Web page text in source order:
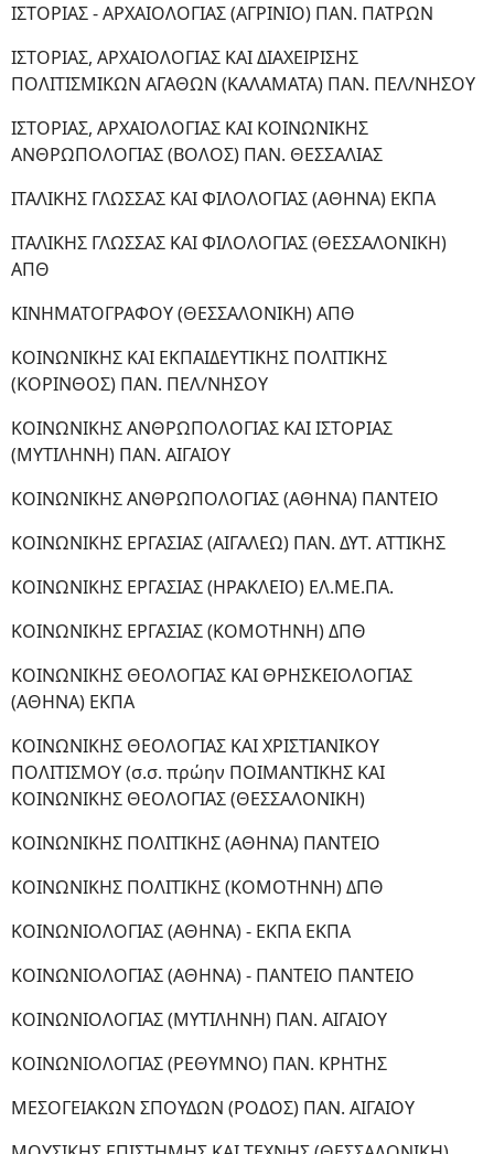
ΙΣΤΟΡΙΑΣ - ΑΡΧΑΙΟΛΟΓΙΑΣ (ΑΓΡΙΝΙΟ) ΠΑΝ. ΠΑΤΡΩΝ
ΙΣΤΟΡΙΑΣ, ΑΡΧΑΙΟΛΟΓΙΑΣ ΚΑΙ ΔΙΑΧΕΙΡΙΣΗΣ
ΠΟΛΙΤΙΣΜΙΚΩΝ ΑΓΑΘΩΝ (ΚΑΛΑΜΑΤΑ) ΠΑΝ. ΠΕΛ/ΝΗΣΟΥ
ΙΣΤΟΡΙΑΣ, ΑΡΧΑΙΟΛΟΓΙΑΣ ΚΑΙ ΚΟΙΝΩΝΙΚΗΣ
ΑΝΘΡΩΠΟΛΟΓΙΑΣ (ΒΟΛΟΣ) ΠΑΝ. ΘΕΣΣΑΛΙΑΣ
ΙΤΑΛΙΚΗΣ ΓΛΩΣΣΑΣ ΚΑΙ ΦΙΛΟΛΟΓΙΑΣ (ΑΘΗΝΑ) ΕΚΠΑ
ΙΤΑΛΙΚΗΣ ΓΛΩΣΣΑΣ ΚΑΙ ΦΙΛΟΛΟΓΙΑΣ (ΘΕΣΣΑΛΟΝΙΚΗ)
ΑΠΘ
ΚΙΝΗΜΑΤΟΓΡΑΦΟΥ (ΘΕΣΣΑΛΟΝΙΚΗ) ΑΠΘ
ΚΟΙΝΩΝΙΚΗΣ ΚΑΙ ΕΚΠΑΙΔΕΥΤΙΚΗΣ ΠΟΛΙΤΙΚΗΣ
(ΚΟΡΙΝΘΟΣ) ΠΑΝ. ΠΕΛ/ΝΗΣΟΥ
ΚΟΙΝΩΝΙΚΗΣ ΑΝΘΡΩΠΟΛΟΓΙΑΣ ΚΑΙ ΙΣΤΟΡΙΑΣ
(ΜΥΤΙΛΗΝΗ) ΠΑΝ. ΑΙΓΑΙΟΥ
ΚΟΙΝΩΝΙΚΗΣ ΑΝΘΡΩΠΟΛΟΓΙΑΣ (ΑΘΗΝΑ) ΠΑΝΤΕΙΟ
ΚΟΙΝΩΝΙΚΗΣ ΕΡΓΑΣΙΑΣ (ΑΙΓΑΛΕΩ) ΠΑΝ. ΔΥΤ. ΑΤΤΙΚΗΣ
ΚΟΙΝΩΝΙΚΗΣ ΕΡΓΑΣΙΑΣ (ΗΡΑΚΛΕΙΟ) ΕΛ.ΜΕ.ΠΑ.
ΚΟΙΝΩΝΙΚΗΣ ΕΡΓΑΣΙΑΣ (ΚΟΜΟΤΗΝΗ) ΔΠΘ
ΚΟΙΝΩΝΙΚΗΣ ΘΕΟΛΟΓΙΑΣ ΚΑΙ ΘΡΗΣΚΕΙΟΛΟΓΙΑΣ
(ΑΘΗΝΑ) ΕΚΠΑ
ΚΟΙΝΩΝΙΚΗΣ ΘΕΟΛΟΓΙΑΣ ΚΑΙ ΧΡΙΣΤΙΑΝΙΚΟΥ
ΠΟΛΙΤΙΣΜΟΥ (σ.σ. πρώην ΠΟΙΜΑΝΤΙΚΗΣ ΚΑΙ
ΚΟΙΝΩΝΙΚΗΣ ΘΕΟΛΟΓΙΑΣ (ΘΕΣΣΑΛΟΝΙΚΗ)
ΚΟΙΝΩΝΙΚΗΣ ΠΟΛΙΤΙΚΗΣ (ΑΘΗΝΑ) ΠΑΝΤΕΙΟ
ΚΟΙΝΩΝΙΚΗΣ ΠΟΛΙΤΙΚΗΣ (ΚΟΜΟΤΗΝΗ) ΔΠΘ
ΚΟΙΝΩΝΙΟΛΟΓΙΑΣ (ΑΘΗΝΑ) - ΕΚΠΑ ΕΚΠΑ
ΚΟΙΝΩΝΙΟΛΟΓΙΑΣ (ΑΘΗΝΑ) - ΠΑΝΤΕΙΟ ΠΑΝΤΕΙΟ
ΚΟΙΝΩΝΙΟΛΟΓΙΑΣ (ΜΥΤΙΛΗΝΗ) ΠΑΝ. ΑΙΓΑΙΟΥ
ΚΟΙΝΩΝΙΟΛΟΓΙΑΣ (ΡΕΘΥΜΝΟ) ΠΑΝ. ΚΡΗΤΗΣ
ΜΕΣΟΓΕΙΑΚΩΝ ΣΠΟΥΔΩΝ (ΡΟΔΟΣ) ΠΑΝ. ΑΙΓΑΙΟΥ